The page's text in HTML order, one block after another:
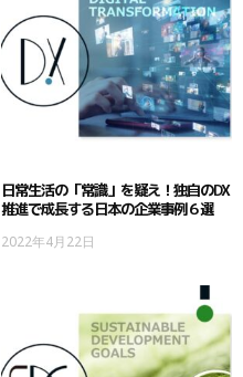
日常生活の「常識」を疑え！独自のDX
推進で成長する日本の企業事例６選
2022年4月22日